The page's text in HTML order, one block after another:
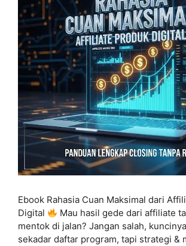
Ebook Rahasia Cuan Maksimal dari
Digital
Mau hasil gede dari affiliate
mentok di jalan? Jangan salah,
sekadar daftar program, tapi strategi &